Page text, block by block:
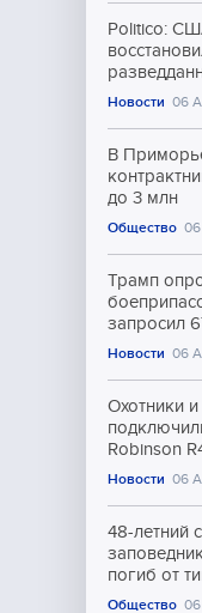
Politico:
Новости 06
В
до 3 млн
Общество 06
Трамп
запросил
Новости 06
Охотники
Robinson
Новости 06
48-летний
погиб от
Общество